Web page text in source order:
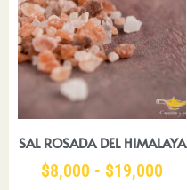
SAL ROSADA DEL HIMALAYA
$8,000 - $19,000